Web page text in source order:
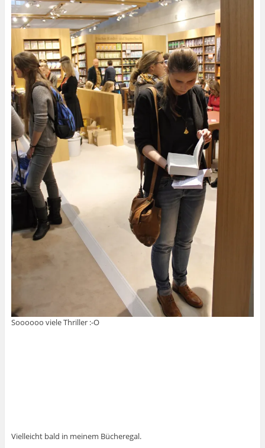
Soooooo viele Thriller :-O
Vielleicht bald in meinem Bücheregal.